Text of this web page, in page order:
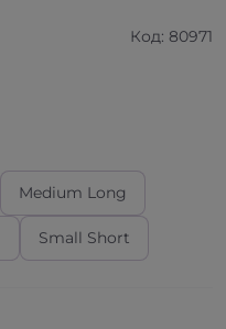
Код: 80971
Medium Long
Small Short